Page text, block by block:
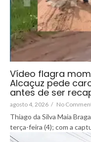
Vídeo flagra
Alcaçuz pede
antes de ser
agosto 4, 2026 / No
Thiago da Silva Maia
terça-feira (4); com a